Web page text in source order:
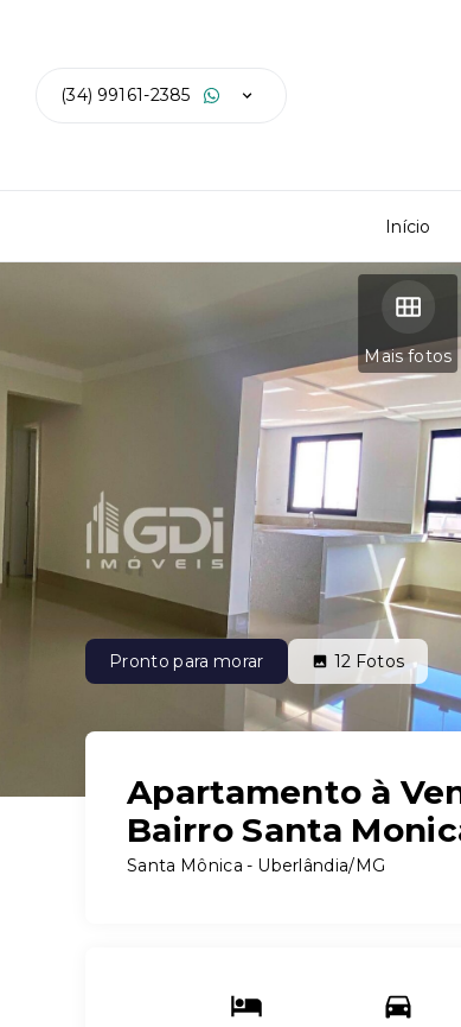
(34) 99161-2385
Início
Mais fotos
Pronto para morar 12 Fotos
Apartamento à
Bairro Santa
Santa Mônica - Uberlândia/MG